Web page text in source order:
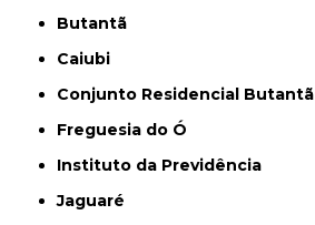
Butantã
Caiubi
Conjunto Residencial Butantã
Freguesia do Ó
Instituto da Previdência
Jaguaré